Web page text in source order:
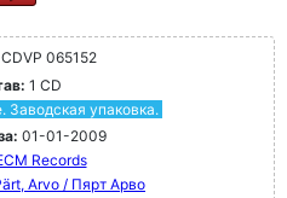
CDVP 065152
1 CD
Заводская упаковка.
01-01-2009
Records
Arvo / Пярт Арво